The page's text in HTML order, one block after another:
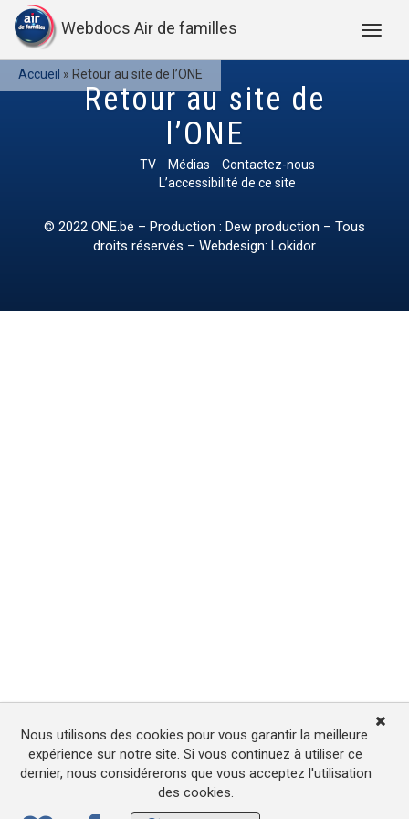
Webdocs Air de familles
Accueil » Retour au site de l’ONE
Retour au site de
l’ONE
TV Médias
Contactez-nous
L’accessibilité de ce site
© 2022 ONE.be – Production : Dew production – Tous
droits réservés – Webdesign: Lokidor
Nous utilisons des cookies pour vous garantir la meilleure
expérience sur notre site. Si vous continuez à utiliser ce
dernier, nous considérerons que vous acceptez l'utilisation
des cookies.